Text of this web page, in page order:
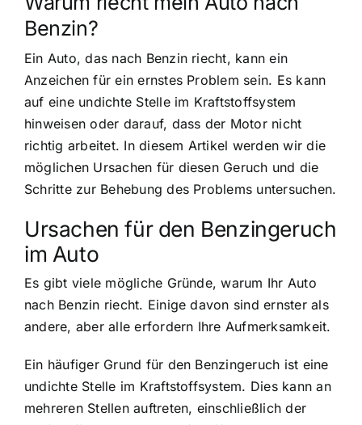
Benzin?
Ein Auto, das nach Benzin riecht, kann ein
Anzeichen für ein ernstes Problem sein. Es kann
auf eine undichte Stelle im Kraftstoffsystem
hinweisen oder darauf, dass der Motor nicht
richtig arbeitet. In diesem Artikel werden wir die
möglichen Ursachen für diesen Geruch und die
Schritte zur Behebung des Problems untersuchen.
Ursachen für den Benzingeruch
im Auto
Es gibt viele mögliche Gründe, warum Ihr Auto
nach Benzin riecht. Einige davon sind ernster als
andere, aber alle erfordern Ihre Aufmerksamkeit.
Ein häufiger Grund für den Benzingeruch ist eine
undichte Stelle im Kraftstoffsystem. Dies kann an
mehreren Stellen auftreten, einschließlich der